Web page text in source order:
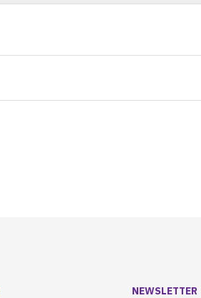
NEWSLETTER